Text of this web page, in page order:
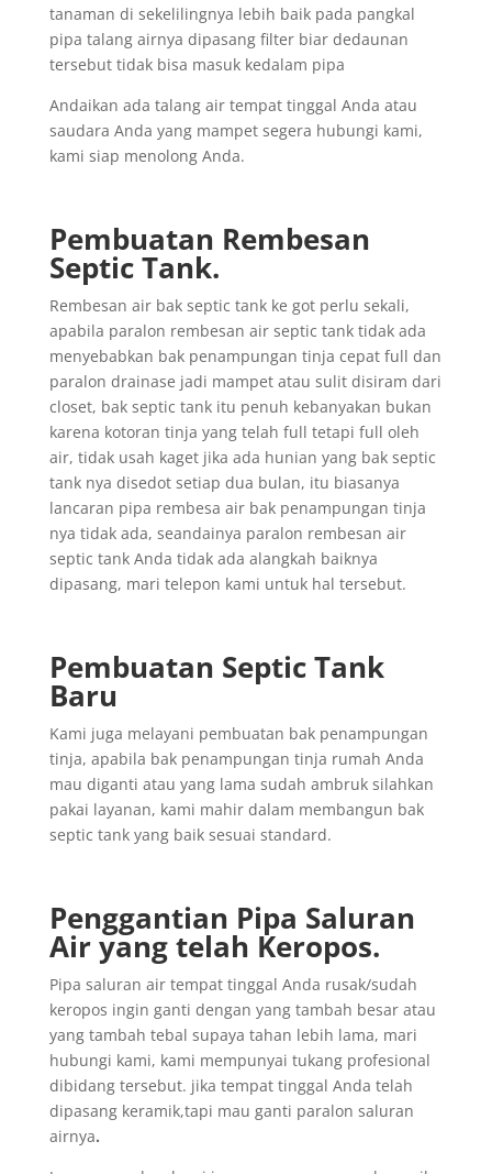
tanaman di sekelilingnya lebih baik pada pangkal
pipa talang airnya dipasang filter biar dedaunan
tersebut tidak bisa masuk kedalam pipa
Andaikan ada talang air tempat tinggal Anda atau
saudara Anda yang mampet segera hubungi kami,
kami siap menolong Anda.
Pembuatan Rembesan
Septic Tank.
Rembesan air bak septic tank ke got perlu sekali,
apabila paralon rembesan air septic tank tidak ada
menyebabkan bak penampungan tinja cepat full dan
paralon drainase jadi mampet atau sulit disiram dari
closet, bak septic tank itu penuh kebanyakan bukan
karena kotoran tinja yang telah full tetapi full oleh
air, tidak usah kaget jika ada hunian yang bak septic
tank nya disedot setiap dua bulan, itu biasanya
lancaran pipa rembesa air bak penampungan tinja
nya tidak ada, seandainya paralon rembesan air
septic tank Anda tidak ada alangkah baiknya
dipasang, mari telepon kami untuk hal tersebut.
Pembuatan Septic Tank
Baru
Kami juga melayani pembuatan bak penampungan
tinja, apabila bak penampungan tinja rumah Anda
mau diganti atau yang lama sudah ambruk silahkan
pakai layanan, kami mahir dalam membangun bak
septic tank yang baik sesuai standard.
Penggantian Pipa Saluran
Air yangtelah Keropos.
Pipa saluran air tempat tinggal Anda rusak/sudah
keropos ingin ganti dengan yang tambah besar atau
yang tambah tebal supaya tahan lebih lama, mari
hubungi kami, kami mempunyai tukang profesional
dibidang tersebut. jika tempat tinggal Anda telah
dipasang keramik,tapi mau ganti paralon saluran
airnya.